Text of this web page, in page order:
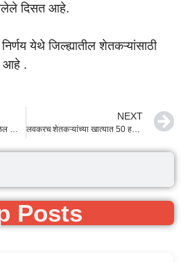
दिसत आहे.
येथे जिल्ह्यातील शेतकऱ्यांसाठी
आहे .
NEXT
लवकरच शेतकऱ्यांच्या खात्यात 50 हजार रुपये जमा होणार ( Regular loan waiver grant ) – महा_ऍग्री
Posts